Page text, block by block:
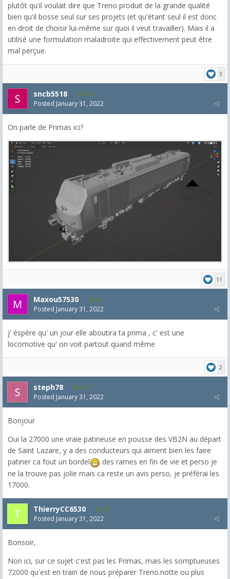
plutôt qu'il voulait dire que Treno produit de la grande qualité
bien qu'il bosse seul sur ses projets (et qu'étant seul il est donc
en droit de choisir lui-même sur quoi il veut travailler). Mais il a
utilisé une formulation maladroite qui effectivement peut être
mal perçue.
3
sncb5518 169
Posted January 31, 2022
On parle de Primas ici?
11
Maxou57530 20
Posted January 31, 2022
j' éspère qu' un jour elle aboutira ta prima , c' est une
locomotive qu' on voit partout quand même
2
steph78 210
Posted January 31, 2022
Bonjour
Oui la 27000 une vraie patineuse en pousse des VB2N au départ
de Saint Lazare, y a des conducteurs qui aiment bien les faire
patiner ca fout un bordel
des rames en fin de vie et perso je
ne la trouve pas jolie mais ca reste un avis perso, je préférai les
17000.
ThierryCC6530 20
Posted January 31, 2022
Bonsoir,
Non ici, sur ce sujet c'est pas les Primas, mais les somptueuses
72000 qu'est en train de nous préparer Treno.notte ou plus